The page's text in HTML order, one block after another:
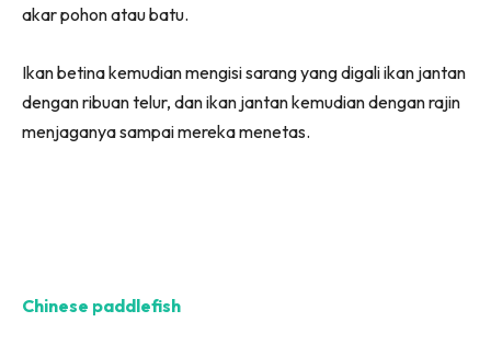
akar pohon atau batu.
Ikan betina kemudian mengisi sarang yang digali ikan jantan
dengan ribuan telur, dan ikan jantan kemudian dengan rajin
menjaganya sampai mereka menetas.
Chinese paddlefish